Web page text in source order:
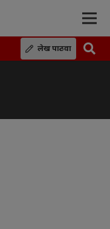
लेख पाठवा